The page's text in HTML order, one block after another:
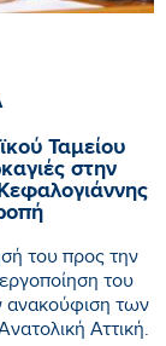
Ταμείου
στην
του προς την
του
ανακούφιση των
Αττική.